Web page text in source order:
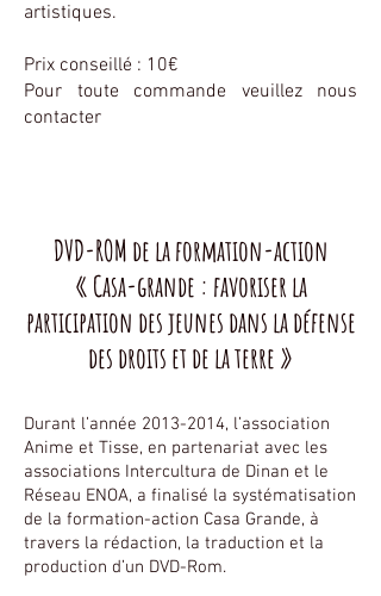
artistiques.
Prix conseillé : 10€
Pour toute commande veuillez nous
contacter
DVD-ROM de la formation-action
« Casa-grande : favoriser la
participation des jeunes dans la défense
des droits et de la terre »
Durant l’année 2013-2014, l’association
Anime et Tisse, en partenariat avec les
associations Intercultura de Dinan et le
Réseau ENOA, a finalisé la systématisation
de la formation-action Casa Grande, à
travers la rédaction, la traduction et la
production d’un DVD-Rom.